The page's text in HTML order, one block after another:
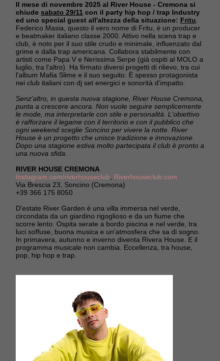
Il mese di novembre 2025 al River House - Cremona si
chiude sabato 29/11 con il party hip hop / trap Industry
ed uno special guest all'altezza della situazione: Fritu
Federico Masia, questo il vero nome di Fritu, è un producer
e beatmaker italiano classe 2000. Attivo nella scena trap e
club, è noto per il suo stile crudo e minimale, influenzato dal
grime e dalla trap americana. Collabora stabilmente con
artisti come Papa V e Nerissima Serpe (già ospiti al MOLO a
luglio, tra l'altro). Ha firmato diversi progetti di rilievo, tra cui
l'album Mafia Slime e il suo seguito. È spesso protagonista
nei club italiani con dj set energici e sonorità d'impatto.
Senz'altro, in questa nuova stagione, River House Cremona,
punta a crescere ancora. Non vuole seguire semplicemente
le mode, ma interpretarle con stile e personalità. L'obiettivo
è rafforzare il legame con il territorio e con il pubblico che
ogni weekend sceglie Soncino per vivere la notte. River
House è un progetto che unisce tradizione e innovazione.
Dopo una stagione estiva molto partecipata il club è pronto a
una nuova sfida.
RIVER HOUSE CREMONA
Instagram.com/riverhouseclub
Riverhouseclub.com
Via Brescia 23, Soncino (Cremona)
+39 366 175 8050
D'estate River Garden è una villa immersa nel verde,
circondata da un giardino rigoglioso e da un fiume che
scorre lento. Ospita serate a bordo piscina e nel verde, tra
luci soffuse, buona musica e un'atmosfera che sa di sogno.
In primavera, autunno e inverno diventa Rivera House. E il
programma musicale non cambia. Eccellenza, tra house,
pop, hip hop e trap.